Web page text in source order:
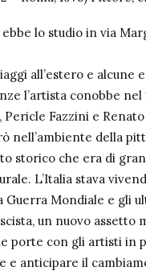
lo studio in via
all’estero e alcune
l’artista conobbe nel
Fazzini e Renato
nell’ambiente della
storico che era di
L’Italia stava
Guerra Mondiale e gli
un nuovo assetto
porte con gli artisti in
e anticipare il